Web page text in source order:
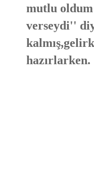
mutlu oldum
verseydi''
hazırlarken.